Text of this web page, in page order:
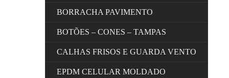
BORRACHA PAVIMENTO
BOTÕES – CONES – TAMPAS
CALHAS FRISOS E GUARDA VENTO
EPDM CELULAR MOLDADO